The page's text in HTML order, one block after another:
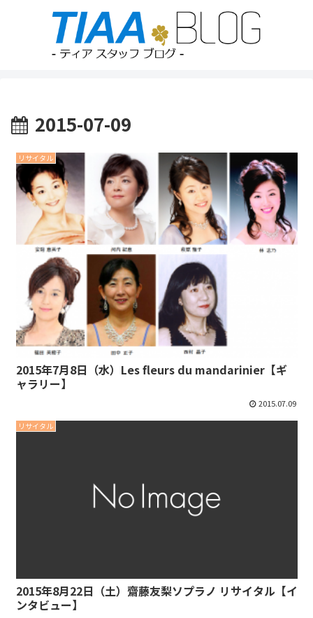
2015-07-09
リサイタル
2015年7月8日（水）Les fleurs du mandarinier【ギ
ャラリー】
2015.07.09
リサイタル
2015年8月22日（土）齋藤友梨ソプラノ リサイタル【イ
ンタビュー】